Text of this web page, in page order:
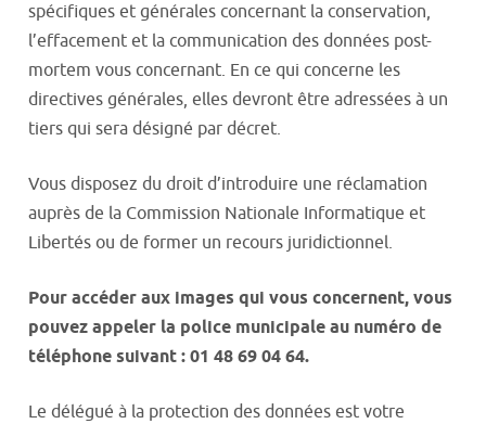
spécifiques et générales concernant la conservation,
l’effacement et la communication des données post-
mortem vous concernant. En ce qui concerne les
directives générales, elles devront être adressées à un
tiers qui sera désigné par décret.
Vous disposez du droit d’introduire une réclamation
auprès de la Commission Nationale Informatique et
Libertés ou de former un recours juridictionnel.
Pour accéder aux images qui vous concernent, vous
pouvez appeler la police municipale au numéro de
téléphone suivant : 01 48 69 04 64.
Le délégué à la protection des données est votre